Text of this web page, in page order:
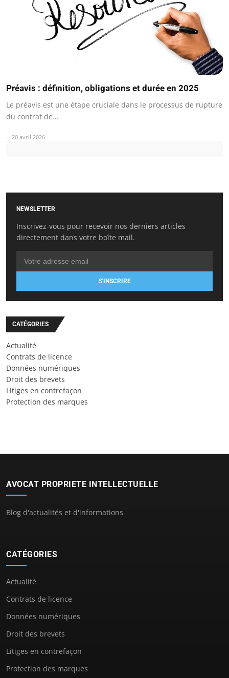
Préavis : définition, obligations et durée en 2025
Le préavis est une étape cruciale dans le processus de rupture
du contrat de…
20 avril 2026
NEWSLETTER
Inscrivez-vous pour recevoir nos derniers articles
directement dans votre boîte mail.
S'INSCRIRE
CATÉGORIES
Actualité
Contrats de licence
Données numériques
Droit des brevets
Litiges en contrefaçon
Protection des marques
AVOCAT PROPRIETE INTELLECTUELLE
Blog d'actualités et d'informations
CATÉGORIES
Actualité
Contrats de licence
Données numériques
Droit des brevets
Litiges en contrefaçon
Protection des marques